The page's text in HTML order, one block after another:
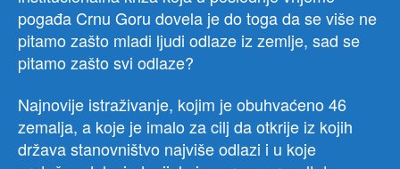
i
pogađa Crnu Goru dovela je do toga da se više ne
pitamo zašto mladi ljudi odlaze iz zemlje, sad se
pitamo zašto svi odlaze?
Najnovije istraživanje, kojim je obuhvaćeno 46
zemalja, a koje je imalo za cilj da otkrije iz kojih
država stanovništvo najviše odlazi i u koje